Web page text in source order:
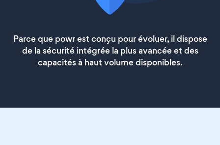
Parce que powr est conçu pour évoluer, il dispose
de la sécurité intégrée la plus avancée et des
capacités à haut volume disponibles.